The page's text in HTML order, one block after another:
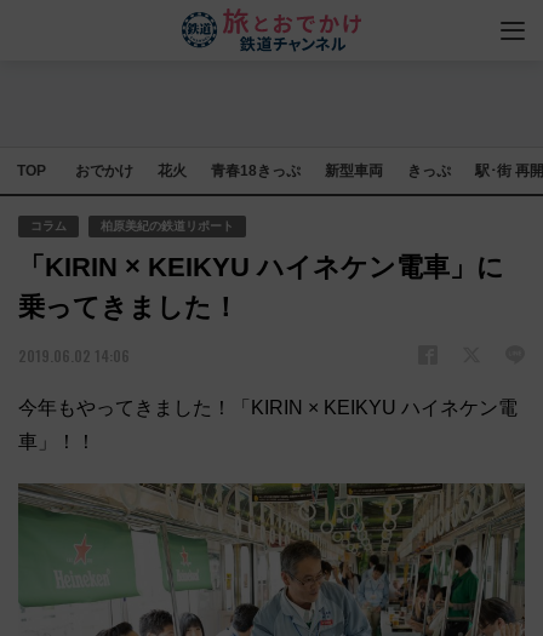
TOP おでかけ 花火 青春18きっぷ 新型車両 きっぷ 駅･街 再
コラム 柏原美紀の鉄道リポート
「KIRIN × KEIKYU ハイネケン電車」に
乗ってきました！
2019.06.02 14:06
今年もやってきました！「KIRIN × KEIKYU ハイネケン電
車」！！